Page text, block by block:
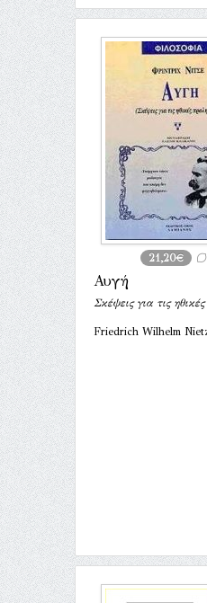
21,20€
Αυγή
Σκέψεις για τις
Friedrich Wilhelm